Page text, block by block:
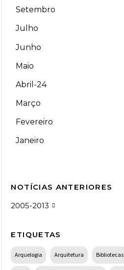
Setembro
Julho
Junho
Maio
Abril-24
Março
Fevereiro
Janeiro
NOTÍCIAS ANTERIORES
2005-2013
ETIQUETAS
Arquelogia Arquitetura Bibliotecas